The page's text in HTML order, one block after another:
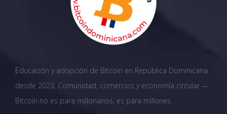
Educación y adopción de Bitcoin en República Dominicana
desde 2023. Comunidad, comercios y economía circular —
Bitcoin no es para millonarios, es para millones.